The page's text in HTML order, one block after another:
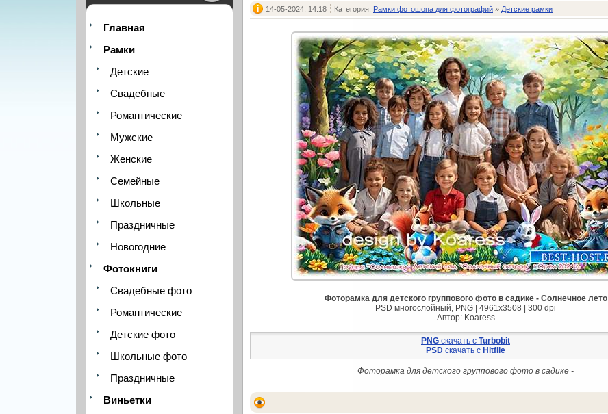
Главная
Рамки
Детские
Свадебные
Романтические
Мужские
Женские
Семейные
Школьные
Праздничные
Новогодние
Фотокниги
Свадебные фото
Романтические
Детские фото
Школьные фото
Праздничные
Виньетки
14-05-2024, 14:18 Категория: Рамки фотошопа для фотографий » Детские рамки
Фоторамка для детского группового фото в садике - Солнечное лето
PSD многослойный, PNG | 4961x3508 | 300 dpi
Автор: Koaress
PNG cкачать с Turbobit
PSD cкачать с Hitfile
Фоторамка для детского группового фото в садике -